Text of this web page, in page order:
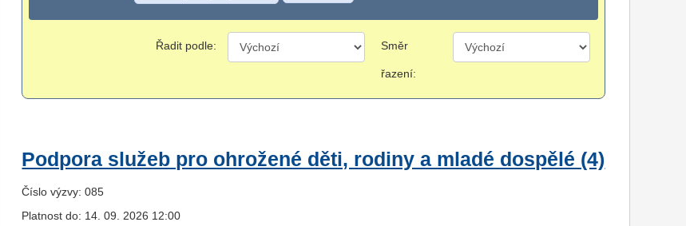
Řadit podle: Směr
řazení:
Podpora služeb pro ohrožené děti, rodiny a mladé dospělé (4)
Číslo výzvy: 085
Platnost do: 14. 09. 2026 12:00